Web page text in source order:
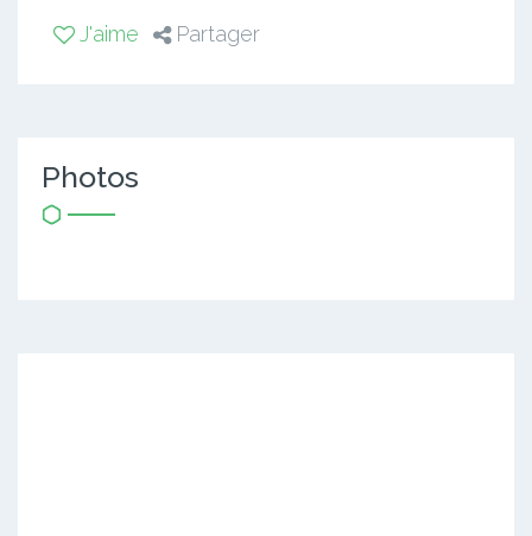
J'aime Partager
Photos